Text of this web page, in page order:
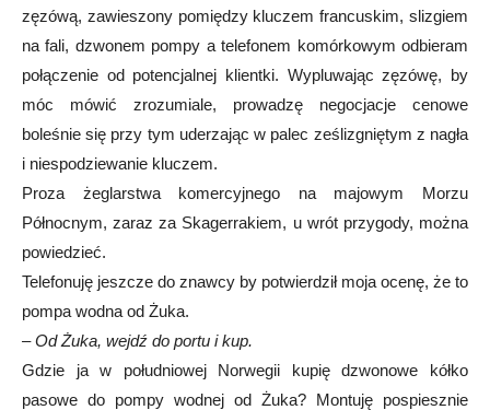
zęzówą, zawieszony pomiędzy kluczem francuskim, slizgiem
na fali, dzwonem pompy a telefonem komórkowym odbieram
połączenie od potencjalnej klientki. Wypluwając zęzówę, by
móc mówić zrozumiale, prowadzę negocjacje cenowe
boleśnie się przy tym uderzając w palec ześlizgniętym z nagła
i niespodziewanie kluczem.
Proza żeglarstwa komercyjnego na majowym Morzu
Północnym, zaraz za Skagerrakiem, u wrót przygody, można
powiedzieć.
Telefonuję jeszcze do znawcy by potwierdził moja ocenę, że to
pompa wodna od Żuka.
– Od Żuka, wejdź do portu i kup.
Gdzie ja w południowej Norwegii kupię dzwonowe kółko
pasowe do pompy wodnej od Żuka? Montuję pospiesznie